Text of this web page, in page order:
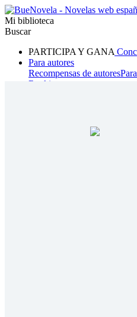
Mi biblioteca
Buscar
PARTICIPA Y GANA
Para autores
Recompensas de autores
Ranking
Hombre lobo